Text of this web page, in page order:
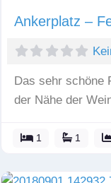
Ankerplatz –
Das sehr schöne
der Nähe der
1 1